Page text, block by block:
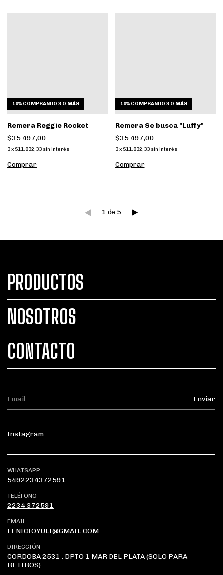
10% COMPRANDO 3 O MÁS
Remera Reggie Rocket
$35.497,00
3x $11.832,33 sin interés
Comprar
10% COMPRANDO 3 O MÁS
Remera Se busca "Luffy"
$35.497,00
3 x $11.832,33 sin interés
Comprar
1 de 5
PRODUCTOS
NOSOTROS
CONTACTO
Instagram
WHATSAPP
5492234372591
TELÉFONO
2234 372591
EMAIL
FENICIOYULI@GMAIL.COM
DIRECCIÓN
CORDOBA 2531 . DPTO 1 MAR DEL PLATA (SOLO PARA
RETIROS)